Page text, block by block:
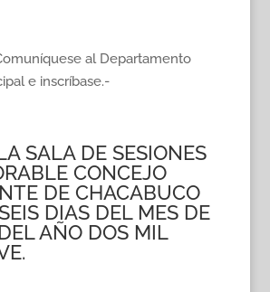
al Departamento
e inscríbase.-
SALA DE SESIONES
CONCEJO
DE CHACABUCO
DIAS DEL MES DE
AÑO DOS MIL